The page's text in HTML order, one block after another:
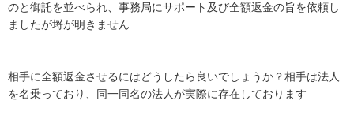
のと御託を並べられ、事務局にサポート及び全額返金の旨を依頼し
ましたが埒が明きません
相手に全額返金させるにはどうしたら良いでしょうか？相手は法人
を名乗っており、同一同名の法人が実際に存在しております